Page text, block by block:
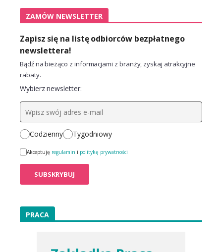
ZAMÓW NEWSLETTER
Zapisz się na listę odbiorców bezpłatnego
newslettera!
Bądź na bieżąco z informacjami z branży, zyskaj atrakcyjne
rabaty.
Wybierz newsletter:
Codzienny Tygodniowy
Akceptuję regulamin i politykę prywatności
PRACA